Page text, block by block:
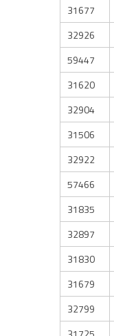
31677
32926
59447
31620
32904
31506
32922
57466
31835
32897
31830
31679
32799